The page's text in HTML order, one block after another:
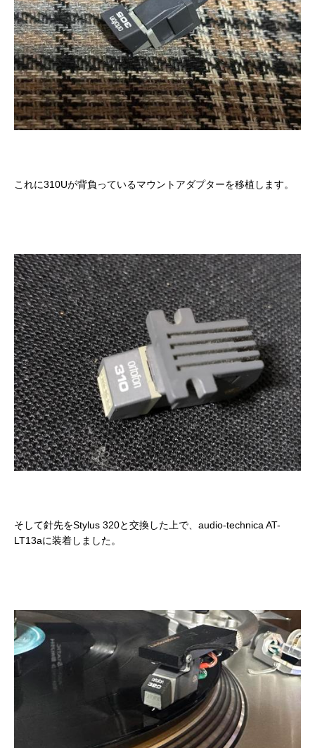
これに310Uが背負っているマウントアダプターを移植します。
そして針先をStylus 320と交換した上で、audio-technica AT-
LT13aに装着しました。